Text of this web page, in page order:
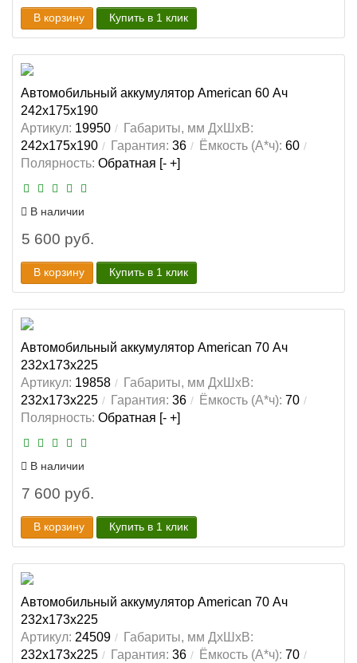
В корзину Купить в 1 клик
Автомобильный аккумулятор American 60 Ач
242x175x190
Артикул: 19950
Габариты, мм ДхШхВ:
242x175x190
Гарантия: 36 Ёмкость (А*ч): 60
Полярность: Обратная [- +]
В наличии
5 600 руб.
В корзину Купить в 1 клик
Автомобильный аккумулятор American 70 Ач
232x173x225
Артикул: 19858
Габариты, мм ДхШхВ:
232x173x225
Гарантия: 36 Ёмкость (А*ч): 70
Полярность: Обратная [- +]
В наличии
7 600 руб.
В корзину Купить в 1 клик
Автомобильный аккумулятор American 70 Ач
232x173x225
Артикул: 24509
Габариты, мм ДхШхВ:
232x173x225
Гарантия: 36 Ёмкость (А*ч): 70